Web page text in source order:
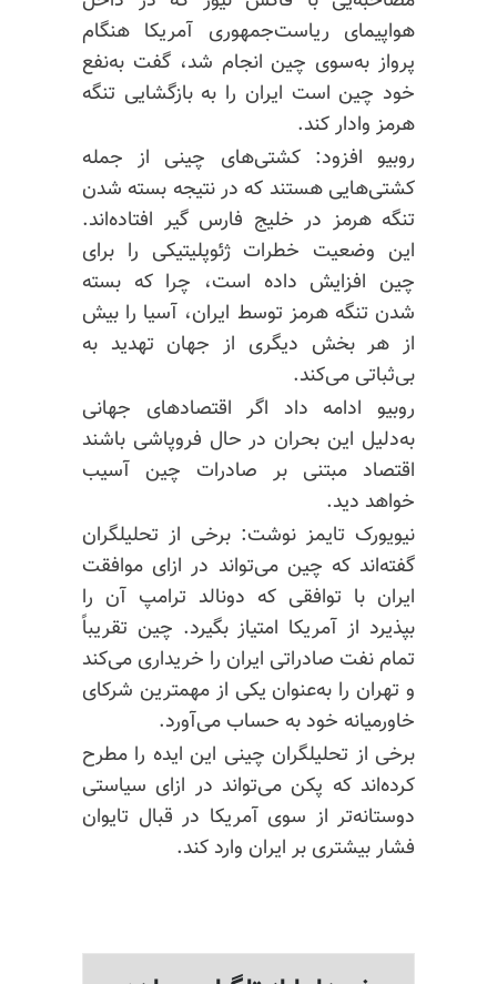
هواپیمای ریاست‌جمهوری آمریکا هنگام
پرواز به‌سوی چین انجام شد، گفت به‌نفع
خود چین است ایران را به بازگشایی تنگه
هرمز وادار کند.
روبیو افزود: کشتی‌های چینی از جمله
کشتی‌هایی هستند که در نتیجه بسته شدن
تنگه هرمز در خلیج‌ فارس گیر افتاده‌اند.
این وضعیت خطرات ژئوپلیتیکی را برای
چین افزایش داده است، چرا که بسته
شدن تنگه هرمز توسط ایران، آسیا را بیش
از هر بخش دیگری از جهان تهدید به
بی‌ثباتی می‌کند.
روبیو ادامه داد اگر اقتصادهای جهانی
به‌دلیل این بحران در حال فروپاشی باشند
اقتصاد مبتنی بر صادرات چین آسیب
خواهد دید.
نیویورک تایمز نوشت: برخی از تحلیلگران
گفته‌اند که چین می‌تواند در ازای موافقت
ایران با توافقی که دونالد ترامپ آن را
بپذیرد از آمریکا امتیاز بگیرد. چین تقریباً
تمام نفت صادراتی ایران را خریداری می‌کند
و تهران را به‌عنوان یکی از مهمترین شرکای
خاورمیانه خود به حساب می‌آورد.
برخی از تحلیلگران چینی این ایده را مطرح
کرده‌اند که پکن می‌تواند در ازای سیاستی
دوستانه‌تر از سوی آمریکا در قبال تایوان
فشار بیشتری بر ایران وارد کند.